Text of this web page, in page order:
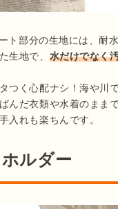
ト部分の生地には、耐
生地で、 水だけでなく
つく心配ナシ！海や川
んだ衣類や水着のまま
ルダー